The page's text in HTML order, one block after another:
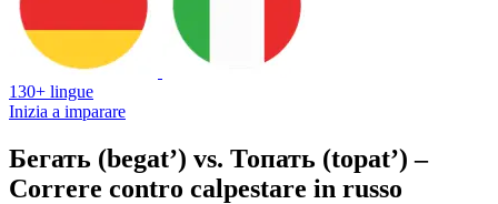
130+ lingue
Inizia a imparare
Бегать (begat’) vs. Топать (topat’) –
Correre contro calpestare in russo